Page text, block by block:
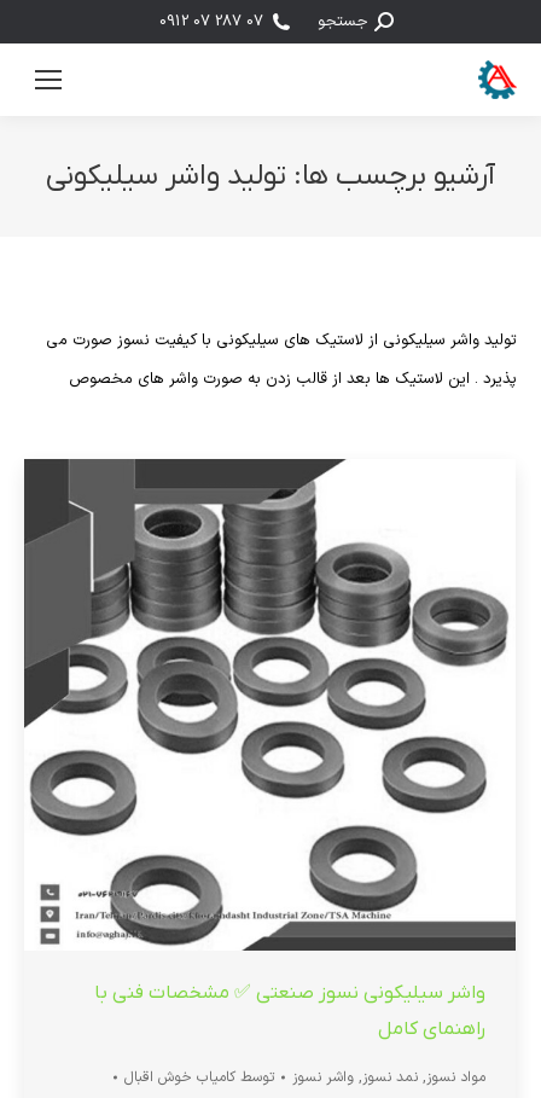
جستجو:جستجو 07 287 07 0912
آرشیو برچسب ها: تولید واشر سیلیکونی
تولید واشر سیلیکونی از لاستیک های سیلیکونی با کیفیت نسوز صورت می
پذیرد . این لاستیک ها بعد از قالب زدن به صورت واشر های مخصوص
واشر سیلیکونی نسوز صنعتی ✅ مشخصات فنی با
راهنمای کامل
مواد نسوز, نمد نسوز, واشر نسوز توسط کامیاب خوش اقبال